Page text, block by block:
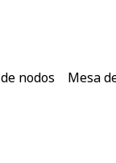
nodos Mesa